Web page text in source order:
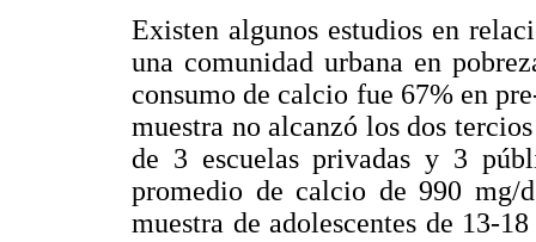
Existen algunos estudios en
una comunidad urbana en
consumo de calcio fue 67% en
muestra no alcanzó los dos
de 3 escuelas privadas y 3
promedio de calcio de 990 mg/
muestra de adolescentes de 13-